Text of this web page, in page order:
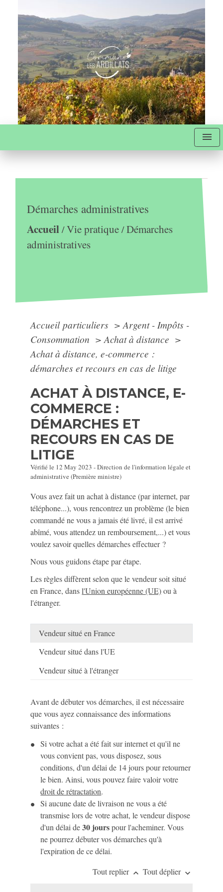
menu
Démarches administratives
Accueil/Vie pratique/Démarches
administratives
Accueil particuliers > Argent - Impôts -
Consommation > Achat à distance >
Achat à distance, e-commerce :
démarches et recours en cas de litige
ACHAT À DISTANCE, E-
COMMERCE :
DÉMARCHES ET
RECOURS EN CAS DE
LITIGE
Vérifié le 12 May 2023 - Direction de l'information légale et
administrative (Première ministre)
Vous avez fait un achat à distance (par internet, par
téléphone...), vous rencontrez un problème (le bien
commandé ne vous a jamais été livré, il est arrivé
abîmé, vous attendez un remboursement,...) et vous
voulez savoir quelles démarches effectuer ?
Nous vous guidons étape par étape.
Les règles diffèrent selon que le vendeur soit situé
en France, dansl'Union européenne (UE)ou à
l'étranger.
Vendeur situé en France
Vendeur situé dans l'UE
Vendeur situé à l'étranger
Avant de débuter vos démarches, il est nécessaire
que vous ayez connaissance des informations
suivantes :
Si votre achat a été fait sur internet et qu'il ne
vous convient pas, vous disposez, sous
conditions, d'un délai de 14 jours pour retourner
le bien. Ainsi, vous pouvez faire valoir votre
droit de rétractation.
Si aucune date de livraison ne vous a été
transmise lors de votre achat, le vendeur dispose
d'un délai de30 jourspour l'acheminer. Vous
ne pourrez débuter vos démarches qu'à
l'expiration de ce délai.
Tout replier keyboard_arrow_up Tout déplier keyboard_arrow_down